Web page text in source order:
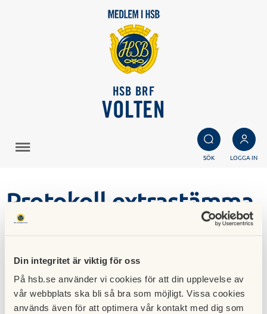
Din integritet är viktig för oss
På hsb.se använder vi cookies för att din upplevelse av
vår webbplats ska bli så bra som möjligt. Vissa cookies
används även för att optimera vår kontakt med dig som
HSB BRF
VOLTEN
SÖK LOGGA IN
Protokoll extrastämma
2022-11-23
Protokollet från extrastämman finns under
Föreningen/Stämmoprotokoll. Se ävenhär